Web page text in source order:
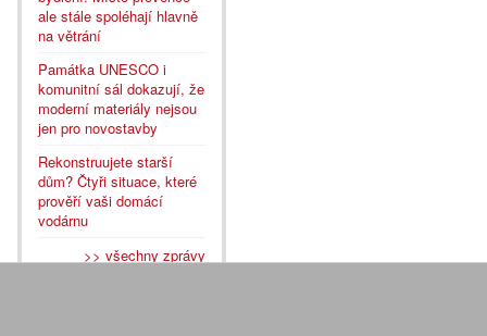
ale stále spoléhají hlavně
na větrání
Památka UNESCO i
komunitní sál dokazují, že
moderní materiály nejsou
jen pro novostavby
Rekonstruujete starší
dům? Čtyři situace, které
prověří vaši domácí
vodárnu
>> všechny zprávy